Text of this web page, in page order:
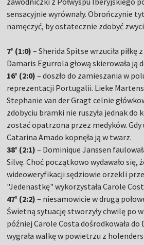
sensacyjnie wyrównały. Obrończynie
namęczyć, by ostatecznie zdobyć
7' (1:0) – Sherida Spitse wrzuciła piłkę
Damaris Egurrola głową skierowała ją
16' (2:0) – doszło do zamieszania w
reprezentacji Portugalii. Lieke Martens
Stephanie van der Gragt celnie
zdobyciu bramki nie ruszyła jednak do
zostać opatrzona przez medyków. Gdy
Catarina Amado kopnęła ją w twarz.
38' (2:1) – Dominique Janssen
Silvę. Choć początkowo wydawało się,
wideoweryfikacji sędziowie orzekli
"Jedenastkę" wykorzystała Carole
47' (2:2) – niesamowicie w drugą
Świetną sytuację stworzyły chwilę po
później Carole Costa dośrodkowała do
wygrała walkę w powietrzu z